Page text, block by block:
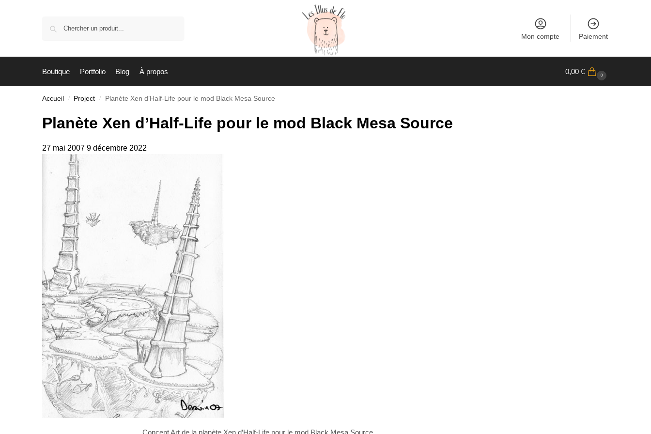
Mon compte Paiement
Boutique Portfolio Blog À propos 0,00 € 0
Accueil / Project / Planète Xen d’Half-Life pour le mod Black Mesa Source
Planète Xen d’Half-Life pour le mod Black Mesa Source
27 mai 2007 9 décembre 2022
Concept Art de la planète Xen d’Half-Life pour le mod Black Mesa Source